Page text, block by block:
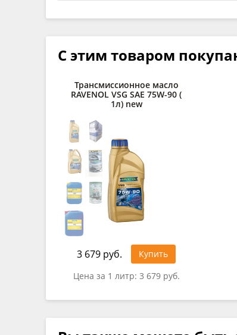
С этим товаром
Трансмиссионное масло
RAVENOL VSG SAE 75W-90 (
1л) new
3 679 руб.
Купить
Цена за 1 литр: 3 679 руб.